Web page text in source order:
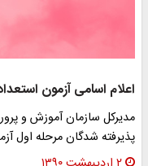
اعلام اسامی آزمون
مدیرکل سازمان آموزش و
پذیرفته شدگان مرحله اول